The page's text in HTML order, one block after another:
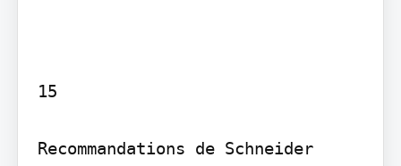
15
Recommandations de Schneider